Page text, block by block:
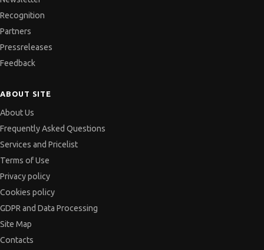
Feedback
About Us
Services and Pricelist
Terms of Use
Privacy policy
Cookies policy
GDPR and Data Processing
Site Map
Contacts
CV Adviser